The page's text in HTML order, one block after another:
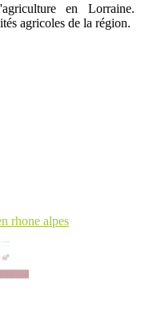
en Lorraine.
agricoles de la région.
rhone alpes